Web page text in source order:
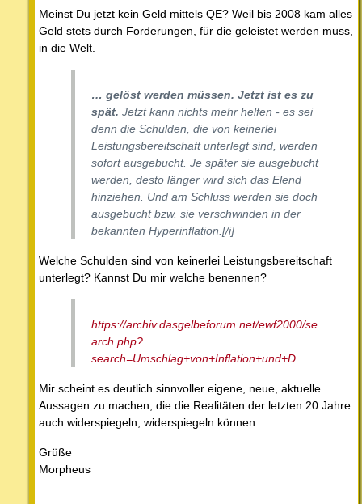
Meinst Du jetzt kein Geld mittels QE? Weil bis 2008 kam alles
Geld stets durch Forderungen, für die geleistet werden muss,
in die Welt.
… gelöst werden müssen. Jetzt ist es zu
spät. Jetzt kann nichts mehr helfen - es sei
denn die Schulden, die von keinerlei
Leistungsbereitschaft unterlegt sind, werden
sofort ausgebucht. Je später sie ausgebucht
werden, desto länger wird sich das Elend
hinziehen. Und am Schluss werden sie doch
ausgebucht bzw. sie verschwinden in der
bekannten Hyperinflation.[/i]
Welche Schulden sind von keinerlei Leistungsbereitschaft
unterlegt? Kannst Du mir welche benennen?
https://archiv.dasgelbeforum.net/ewf2000/se
arch.php?
search=Umschlag+von+Inflation+und+D...
Mir scheint es deutlich sinnvoller eigene, neue, aktuelle
Aussagen zu machen, die die Realitäten der letzten 20 Jahre
auch widerspiegeln, widerspiegeln können.
Grüße
Morpheus
--